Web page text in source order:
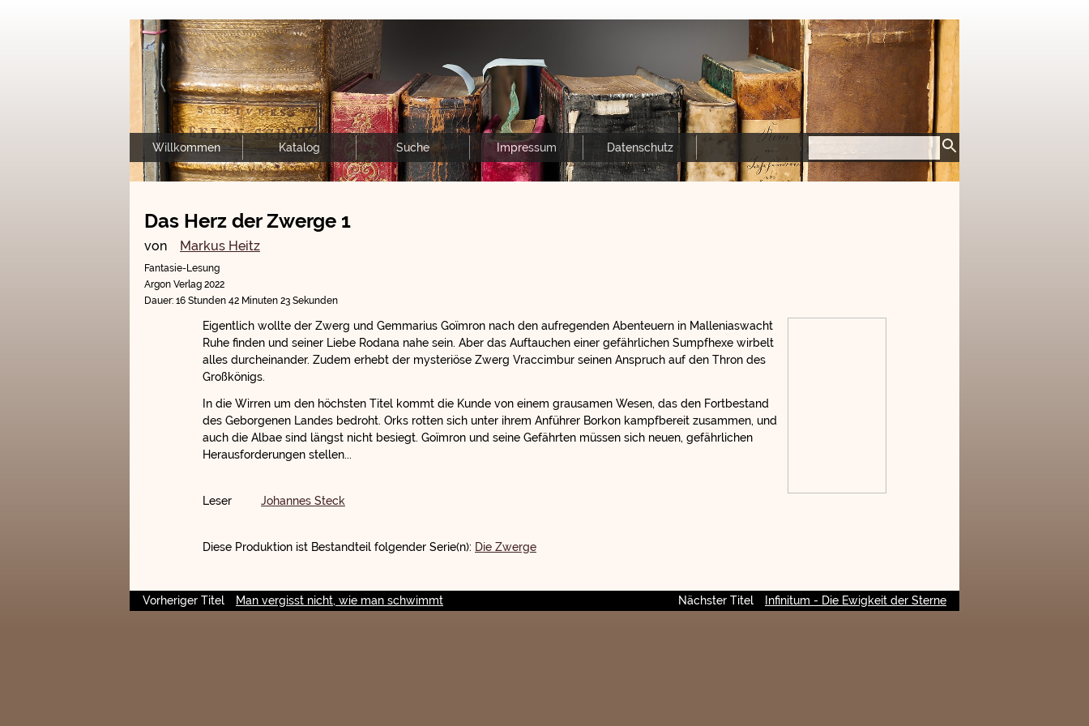
Willkommen Katalog Suche Impressum Datenschutz
Das Herz der Zwerge 1
von Markus Heitz
Fantasie-Lesung
Argon Verlag 2022
Dauer: 16 Stunden 42 Minuten 23 Sekunden
Eigentlich wollte der Zwerg und Gemmarius Goïmron nach den aufregenden Abenteuern in Malleniaswacht
Ruhe finden und seiner Liebe Rodana nahe sein. Aber das Auftauchen einer gefährlichen Sumpfhexe wirbelt
alles durcheinander. Zudem erhebt der mysteriöse Zwerg Vraccimbur seinen Anspruch auf den Thron des
Großkönigs.
In die Wirren um den höchsten Titel kommt die Kunde von einem grausamen Wesen, das den Fortbestand
des Geborgenen Landes bedroht. Orks rotten sich unter ihrem Anführer Borkon kampfbereit zusammen, und
auch die Albae sind längst nicht besiegt. Goïmron und seine Gefährten müssen sich neuen, gefährlichen
Herausforderungen stellen...
Leser Johannes Steck
Diese Produktion ist Bestandteil folgender Serie(n): Die Zwerge
Vorheriger Titel Man vergisst nicht, wie man schwimmt Nächster Titel Infinitum - Die Ewigkeit der Sterne